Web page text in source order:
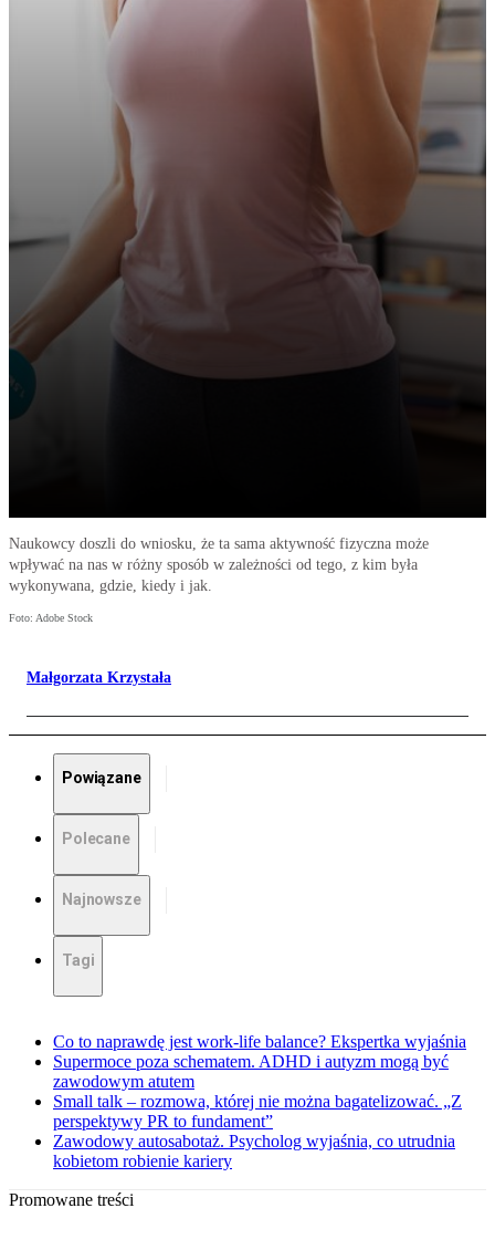
Naukowcy doszli do wniosku, że ta sama aktywność fizyczna może
wpływać na nas w różny sposób w zależności od tego, z kim była
wykonywana, gdzie, kiedy i jak.
Foto: Adobe Stock
Małgorzata Krzystała
Powiązane
Polecane
Najnowsze
Tagi
Co to naprawdę jest work-life balance? Ekspertka wyjaśnia
Supermoce poza schematem. ADHD i autyzm mogą być
zawodowym atutem
Small talk – rozmowa, której nie można bagatelizować. „Z
perspektywy PR to fundament”
Zawodowy autosabotaż. Psycholog wyjaśnia, co utrudnia
kobietom robienie kariery
Promowane treści